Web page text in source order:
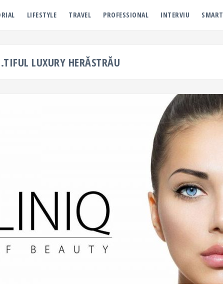
LIFESTYLE TRAVEL PROFESSIONAL INTERVIU SMART
LUXURY HERĂSTRĂU